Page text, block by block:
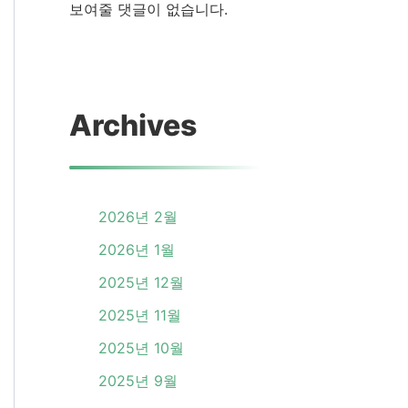
보여줄 댓글이 없습니다.
Archives
2026년 2월
2026년 1월
2025년 12월
2025년 11월
2025년 10월
2025년 9월